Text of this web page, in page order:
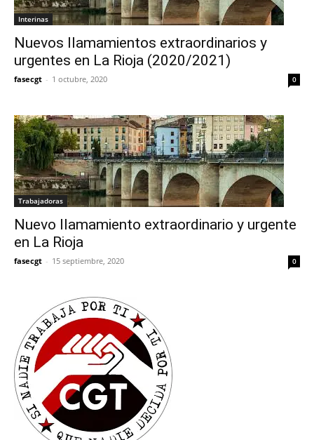
Interinas
Nuevos llamamientos extraordinarios y
urgentes en La Rioja (2020/2021)
fasecgt - 1 octubre, 2020 0
Trabajadoras
Nuevo llamamiento extraordinario y urgente
en La Rioja
fasecgt - 15 septiembre, 2020 0